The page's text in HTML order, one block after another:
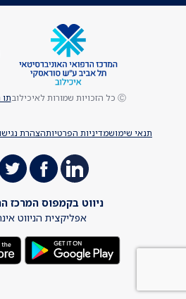
תנאי שימושמדיניות הפרטיותהצהרת
Ⓒ כל הזכויות שמורות לאיכילוב תו
ניווט בקמפוס המרכז
אפליקצית הניווט